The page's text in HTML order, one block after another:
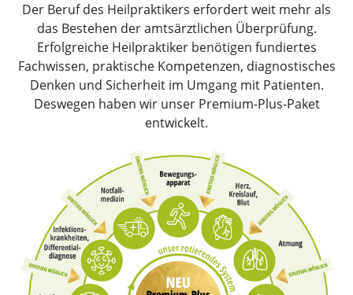
Der Beruf des Heilpraktikers erfordert weit mehr als
das Bestehen der amtsärztlichen Überprüfung.
Erfolgreiche Heilpraktiker benötigen fundiertes
Fachwissen, praktische Kompetenzen, diagnostisches
Denken und Sicherheit im Umgang mit Patienten.
Deswegen haben wir unser Premium-Plus-Paket
entwickelt.